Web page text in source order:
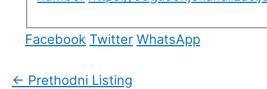
Facebook Twitter WhatsApp
← Prethodni Listing